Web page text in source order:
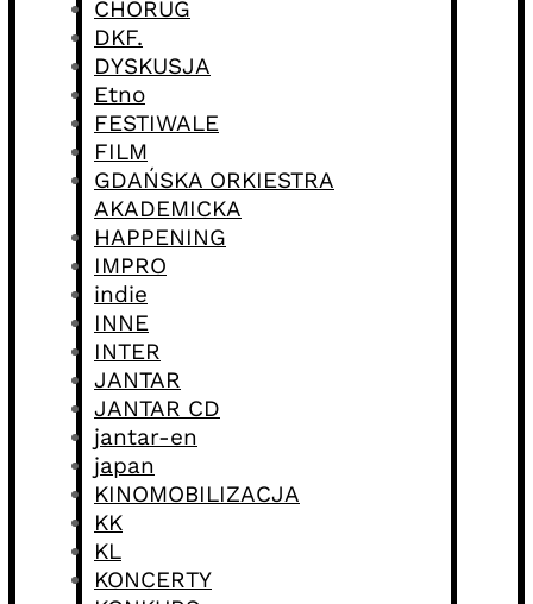
CHÓRUG
DKF.
DYSKUSJA
Etno
FESTIWALE
FILM
GDAŃSKA ORKIESTRA
AKADEMICKA
HAPPENING
IMPRO
indie
INNE
INTER
JANTAR
JANTAR CD
jantar-en
japan
KINOMOBILIZACJA
KK
KL
KONCERTY